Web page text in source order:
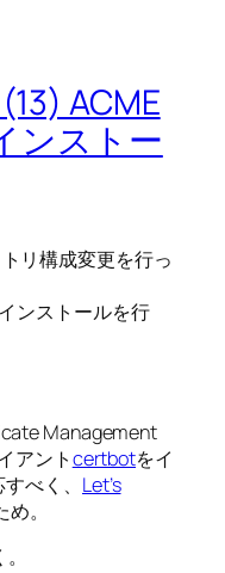
ACME
ンストー
リ構成変更を行っ
ンストールを行
Management
アントcertbotをイ
べく、 Let’s
。